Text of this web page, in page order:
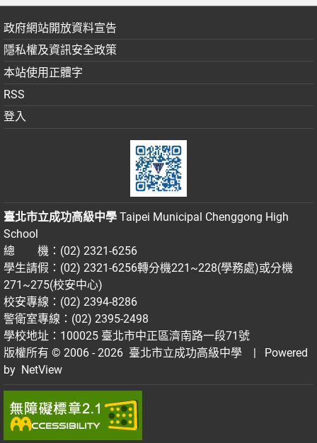
政府網站開放資料宣告
隱私權及資訊安全政策
本站使用正體字
RSS
登入
臺北市立成功高級中學 Taipei Municipal Chenggong High
School
總 機：(02) 2321-6256
學生請假：(02) 2321-6256轉分機221~228(學務處)或分機
271~275(校安中心)
校安專線：(02) 2394-8286
警衛室專線：(02) 2395-2498
學校地址：100025 臺北市中正區濟南路一段71號
版權所有 © 2006 - 2026 臺北市立成功高級中學
| Powered
by NetView